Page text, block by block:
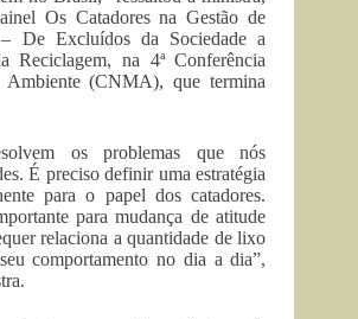
Os Catadores na Gestão de
De Excluídos da Sociedade a
Reciclagem, na 4ª Conferência
(CNMA), que termina
os problemas que nós
É preciso definir uma estratégia
para o papel dos catadores.
para mudança de atitude
relaciona a quantidade de lixo
comportamento no dia a dia”,